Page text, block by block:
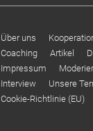
Über uns
Coaching
Artikel
Impressum
Interview
Unsere
Cookie-Richtlinie (EU)